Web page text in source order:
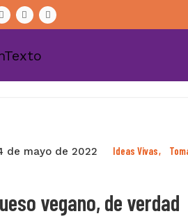
de mayo de 2022 Ideas Vivas
vegano, de verdad